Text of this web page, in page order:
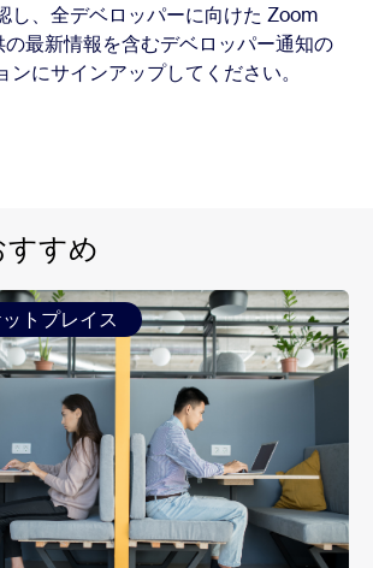
し、全デベロッパーに向けた Zoom
最新情報を含むデベロッパー通知の
ンにサインアップしてください。
すめ
トプレイス